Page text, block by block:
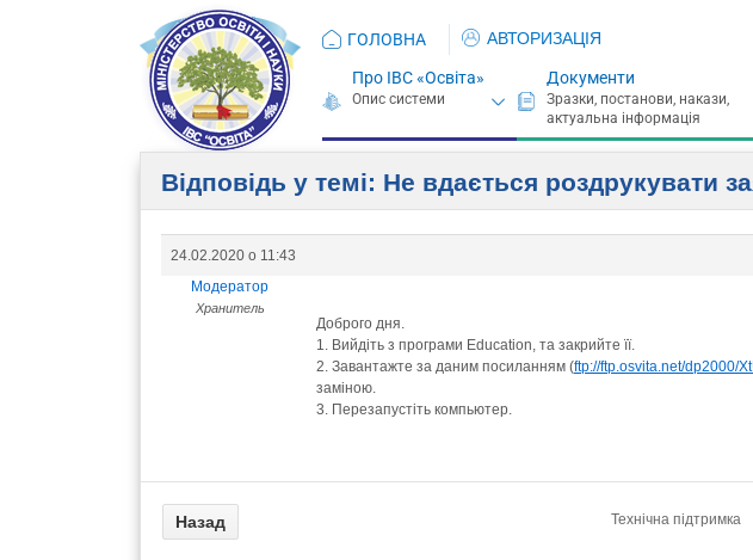
ГОЛОВНА АВТОРИЗАЦІЯ
Про ІВС «Освіта» Документи
Відповідь у темі: Не вдається роздрукувати
24.02.2020 о 11:43
Модератор
Хранитель
Доброго дня.
1. Вийдіть з програми Education, та закрийте її.
2. Завантажте за даним посиланням (ftp://ftp.osvita.net/dp2000/
заміною.
3. Перезапустіть компьютер.
Технічна підтримка